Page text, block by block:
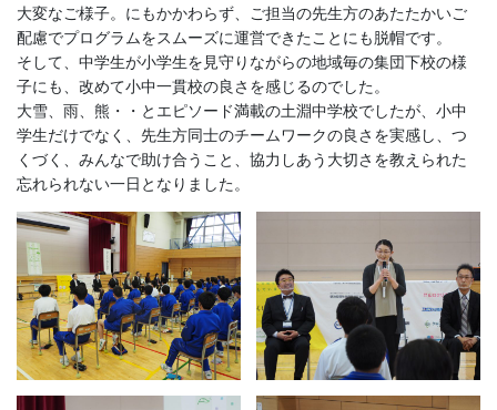
大変なご様子。にもかかわらず、ご担当の先生方のあたたかいご
配慮でプログラムをスムーズに運営できたことにも脱帽です。
そして、中学生が小学生を見守りながらの地域毎の集団下校の様
子にも、改めて小中一貫校の良さを感じるのでした。
大雪、雨、熊・・とエピソード満載の土淵中学校でしたが、小中
学生だけでなく、先生方同士のチームワークの良さを実感し、つ
くづく、みんなで助け合うこと、協力しあう大切さを教えられた
忘れられない一日となりました。